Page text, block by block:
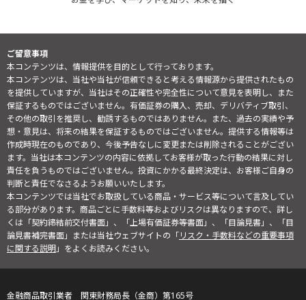
ご留意事項
本コンテンツは、情報提供を目的として行っております。
本コンテンツは、当社や当社が信頼できると考える情報源から提供されたもの
を提供していますが、当社はその正確性や完全性について意見を表明し、また
保証するものではございません。有価証券の購入、売却、デリバティブ取引、
その他の取引を推奨し、勧誘するものではありません。また、過去の実績や予
想・意見は、将来の結果を保証するものではございません。提供する情報等は
作成時現在のものであり、今後予告なしに変更または削除されることがござい
ます。当社は本コンテンツの内容に依拠してお客様が取った行動の結果に対し
責任を負うものではございません。投資にかかる最終決定は、お客様ご自身の
判断と責任でなさるようお願いいたします。
本コンテンツでは当社でお取扱している商品・サービス等について言及してい
る部分があります。商品ごとに手数料等およびリスクは異なりますので、詳し
くは「契約締結前交付書面」、「上場有価証券等書面」、「目論見書」、「目
論見書補完書面」または当社ウェブサイトの「リスク・手数料などの重要事項
に関する説明」をよくお読みください。
金融商品取引業者 関東財務局長（金商）第165号